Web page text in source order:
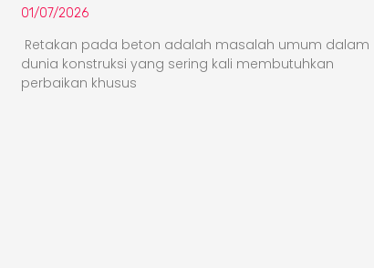
01/07/2026
Retakan pada beton adalah masalah umum dalam
dunia konstruksi yang sering kali membutuhkan
perbaikan khusus